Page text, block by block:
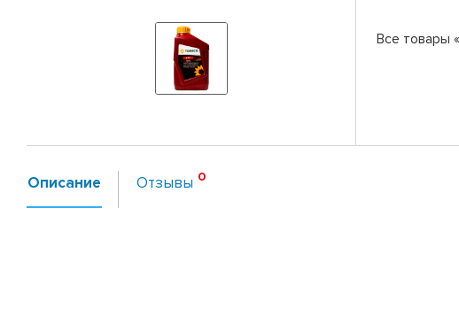
Все товары
Описание Отзывы